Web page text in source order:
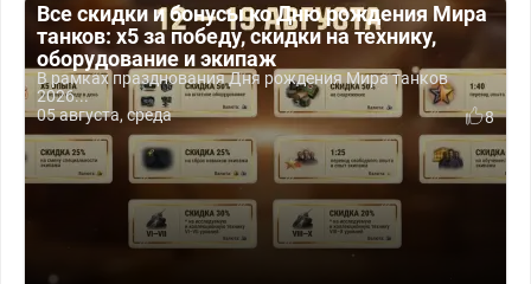
Все скидки и бонусы ко Дню рождения Мира
танков: x5 за победу, скидки на технику,
оборудование и экипаж
В рамках празднования Дня рождения Мира танков
2026...
05 августа, среда
8